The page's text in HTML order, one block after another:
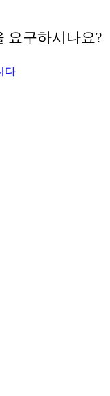
요구하시나요?
다